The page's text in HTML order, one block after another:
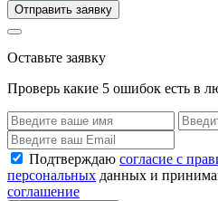
Отправить заявку
Оставьте заявку
Проверь какие 5 ошибок есть в
Подтверждаю согласие с
персональных данных и
соглашение